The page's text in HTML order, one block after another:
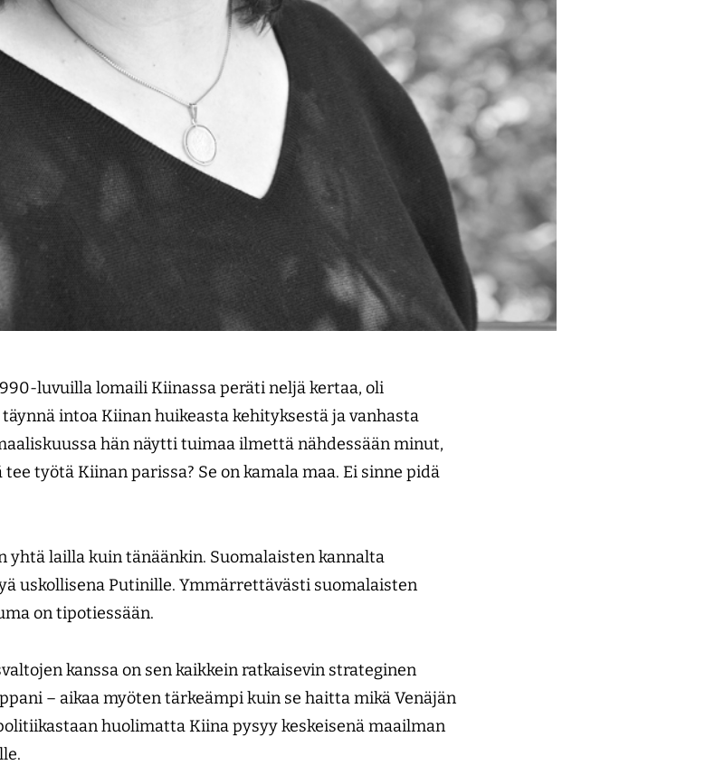
luvuilla lomaili Kiinassa peräti neljä kertaa, oli
intoa Kiinan huikeasta kehityksestä ja vanhasta
hän näytti tuimaa ilmettä nähdessään minut,
työtä Kiinan parissa? Se on kamala maa. Ei sinne pidä
yhtä lailla kuin tänäänkin. Suomalaisten kannalta
uskollisena Putinille. Ymmärrettävästi suomalaisten
on tipotiessään.
kanssa on sen kaikkein ratkaisevin strateginen
– aikaa myöten tärkeämpi kuin se haitta mikä Venäjän
huolimatta Kiina pysyy keskeisenä maailman